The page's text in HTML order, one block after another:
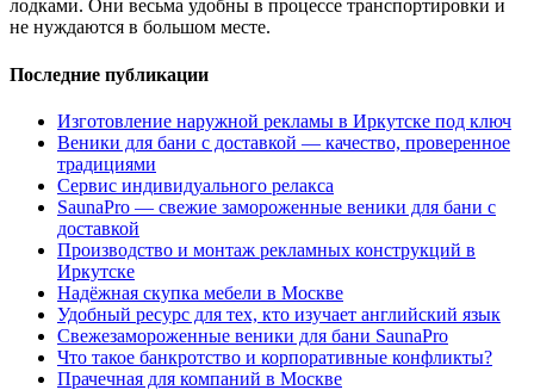
лодками. Они весьма удобны в процессе транспортировки и
не нуждаются в большом месте.
Последние публикации
Изготовление наружной рекламы в Иркутске под ключ
Веники для бани с доставкой — качество, проверенное
традициями
Сервис индивидуального релакса
SaunaPro — свежие замороженные веники для бани с
доставкой
Производство и монтаж рекламных конструкций в
Иркутске
Надёжная скупка мебели в Москве
Удобный ресурс для тех, кто изучает английский язык
Свежезамороженные веники для бани SaunaPro
Что такое банкротство и корпоративные конфликты?
Прачечная для компаний в Москве